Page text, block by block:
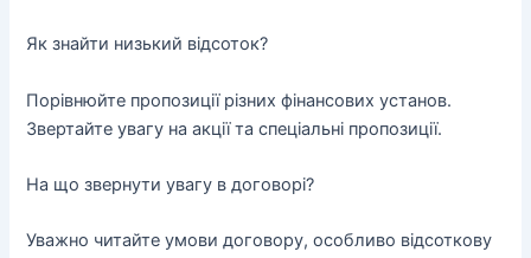
Як знайти низький відсоток?
Порівнюйте пропозиції різних фінансових установ.
Звертайте увагу на акції та спеціальні пропозиції.
На що звернути увагу в договорі?
Уважно читайте умови договору, особливо відсоткову